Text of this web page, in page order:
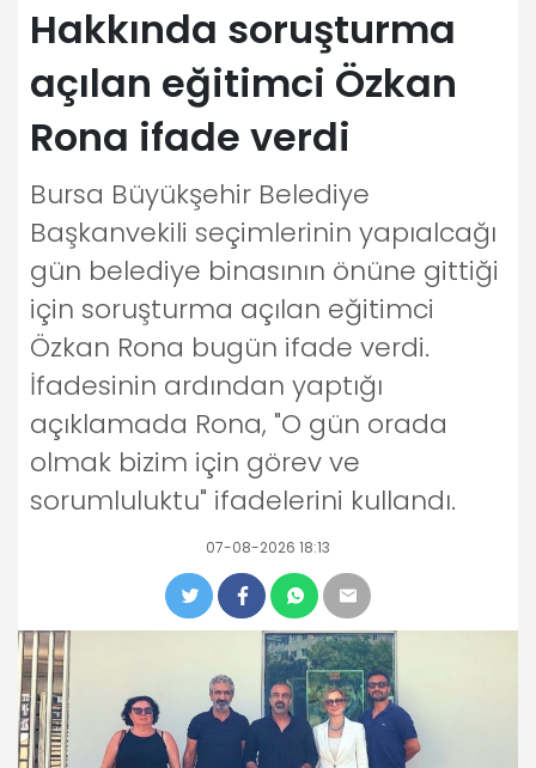
Hakkında soruşturma
açılan eğitimci Özkan
Rona ifade verdi
Bursa Büyükşehir Belediye
Başkanvekili seçimlerinin yapıalcağı
gün belediye binasının önüne gittiği
için soruşturma açılan eğitimci
Özkan Rona bugün ifade verdi.
İfadesinin ardından yaptığı
açıklamada Rona, "O gün orada
olmak bizim için görev ve
sorumluluktu" ifadelerini kullandı.
07-08-2026 18:13